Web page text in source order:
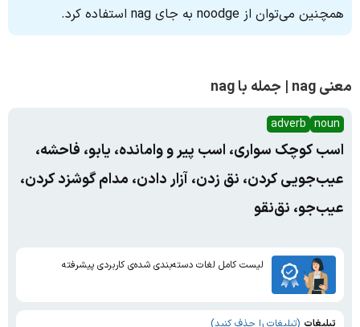
همچنین می‌توان از noodge به‌ جای nag استفاده کرد.
معنی nag | جمله با nag
noun
adverb
اسب کوچک سواری، اسب پیر و وامانده، یابو، فاحشه،
عیب‌جویی کردن، نق زدن، آزار دادن، مدام گوشزد کردن،
عیب‌جو، نق‌نقو
لیست کامل لغات دسته‌بندی شده‌ی کاربردی پیشرفته